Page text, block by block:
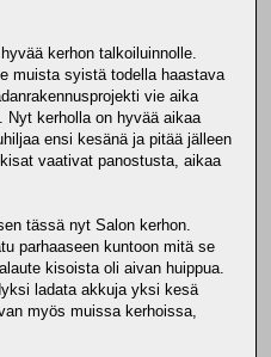
kerhon talkoiluinnolle.
muista syistä todella haastava
vie aika
Nyt kerholla on hyvää aikaa
ensi kesänä ja pitää jälleen
vaativat panostusta, aikaa
tässä nyt Salon kerhon.
parhaaseen kuntoon mitä se
kisoista oli aivan huippua.
ladata akkuja yksi kesä
myös muissa kerhoissa,